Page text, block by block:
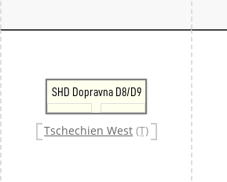
SHD Dopravna D8/D9
Tschechien West (T)